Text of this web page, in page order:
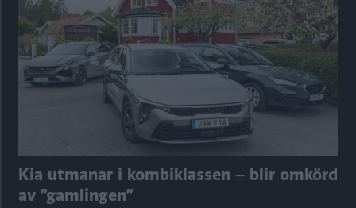
Kia utmanar i kombiklassen – blir omkörd
av ”gamlingen”